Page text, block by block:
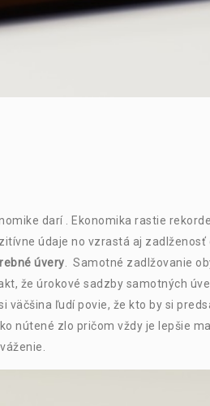
darí . Ekonomika rastie
údaje no vzrastá aj zadlženosť
úvery . Samotné zadlžovanie
že úrokové sadzby samotných
ľudí povie, že kto by si
nútené zlo pričom vždy je lepšie